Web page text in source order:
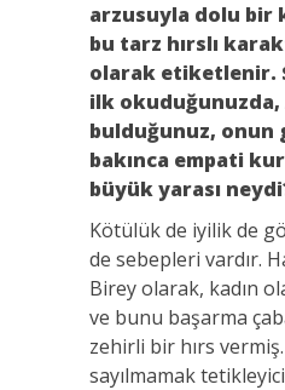
arzusuyla dolu bir
bu tarz hırslı
olarak etiketlenir.
ilk okuduğunuzda,
bulduğunuz, onun
bakınca empati
büyük yarası
Kötülük de iyilik de
de sebepleri vardır.
Birey olarak, kadın
ve bunu başarma
zehirli bir hırs
sayılmamak